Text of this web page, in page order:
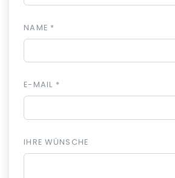
NAME *
E-MAIL *
IHRE WÜNSCHE